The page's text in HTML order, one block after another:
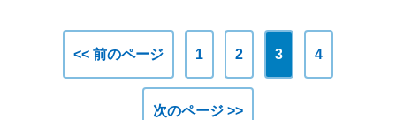
<< 前のページ 1 2 3 4
次のページ >>